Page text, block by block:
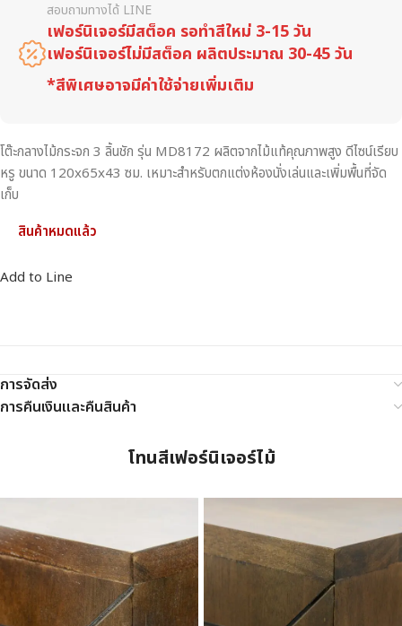
สอบถามทางได้ LINE
เฟอร์นิเจอร์มีสต็อค รอทำสีใหม่ 3-15 วัน
เฟอร์นิเจอร์ไม่มีสต็อค ผลิตประมาณ 30-45 วัน
*สีพิเศษอาจมีค่าใช้จ่ายเพิ่มเติม
โต๊ะกลางไม้กระจก 3 ลิ้นชัก รุ่น MD8172 ผลิตจากไม้แท้คุณภาพสูง ดีไซน์เรียบ
หรู ขนาด 120x65x43 ซม. เหมาะสำหรับตกแต่งห้องนั่งเล่นและเพิ่มพื้นที่จัด
เก็บ
สินค้าหมดแล้ว
Add to Line
การจัดส่ง
การคืนเงินและคืนสินค้า
โทนสีเฟอร์นิเจอร์ไม้